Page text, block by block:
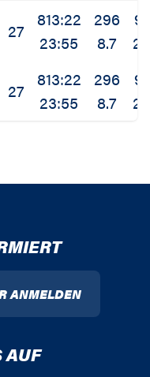
27
813:22
23:55
296
8.7
27
813:22
23:55
296
8.7
ANMELDEN
AUF